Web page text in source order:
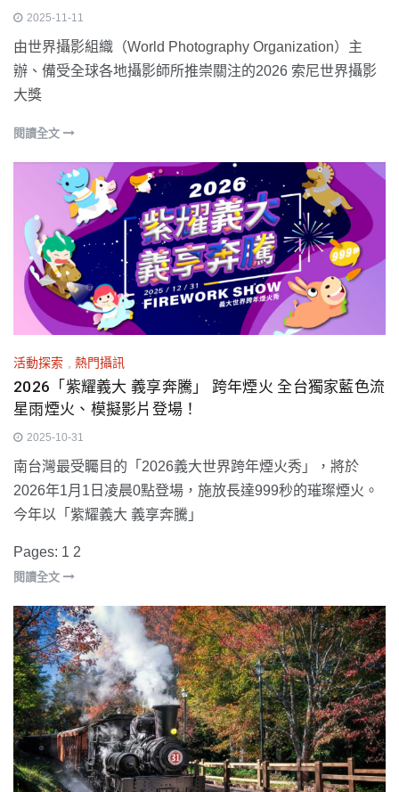
2025-11-11
由世界攝影組織（World Photography Organization）主
辦、備受全球各地攝影師所推崇關注的2026 索尼世界攝影
大獎
閱讀全文
活動探索 熱門攝訊
2026「紫耀義大 義享奔騰」 跨年煙火 全台獨家藍色流
星雨煙火、模擬影片登場！
2025-10-31
南台灣最受矚目的「2026義大世界跨年煙火秀」，將於
2026年1月1日凌晨0點登場，施放長達999秒的璀璨煙火。
今年以「紫耀義大 義享奔騰」
Pages: 1 2
閱讀全文